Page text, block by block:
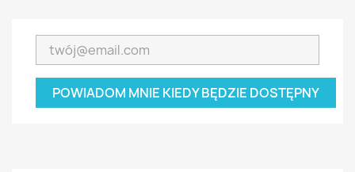
POWIADOM MNIE KIEDY BĘDZIE DOSTĘPNY